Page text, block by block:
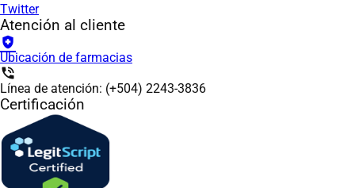
Twitter
Atención al cliente
health_and_safety
Ubicación de farmacias
phone_in_talk
Línea de atención: (+504) 2243-3836
Certificación